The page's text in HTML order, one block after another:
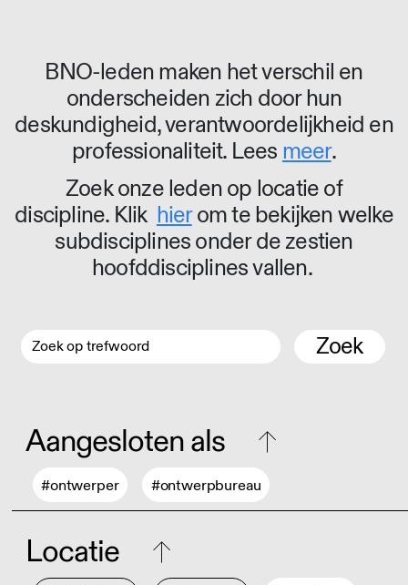
BNO-leden maken het verschil en
onderscheiden zich door hun
deskundigheid, verantwoordelijkheid en
professionaliteit. Lees meer.
Zoek onze leden op locatie of
discipline. Klik hierom te bekijken welke
subdisciplines onder de zestien
hoofddisciplines vallen.
Zoek
Aangesloten als
#ontwerper #ontwerpbureau
Locatie